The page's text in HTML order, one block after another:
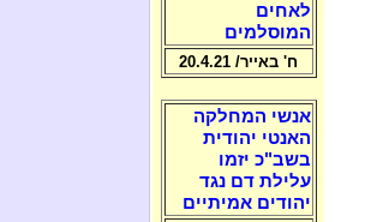
לאחים
המוסלמים
ח' באייר/ 20.4.21
אנשי המחלקה
האנטי יהודית
בשב"כ יזמו
עלילת דם נגד
יהודים אמיתיים